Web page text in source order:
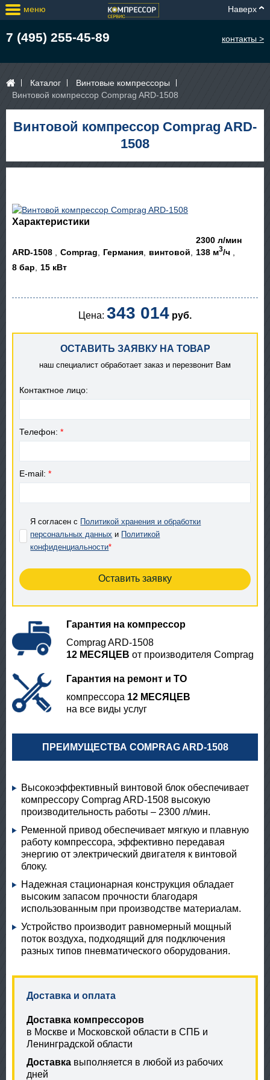
меню Наверх
7 (495) 255-45-89 контакты >
Каталог
Винтовые компрессоры
Винтовой компрессор Comprag ARD-1508
Винтовой компрессор Comprag ARD-
1508
Характеристики
ARD-1508 Comprag Германия винтовой
2300 л/мин
138 м3/ч
8 бар
15 кВт
Цена: 343 014 руб.
ОСТАВИТЬ ЗАЯВКУ НА ТОВАР
наш специалист обработает заказ и перезвонит Вам
Контактное лицо:
Телефон: *
E-mail: *
Я согласен с Политикой хранения и обработки
персональных данных и Политикой
конфиденциальности*
Гарантия на компрессор
Comprag ARD-1508
12 МЕСЯЦЕВ от производителя Comprag
Гарантия на ремонт и ТО
компрессора 12 МЕСЯЦЕВ
на все виды услуг
ПРЕИМУЩЕСТВА COMPRAG ARD-1508
Высокоэффективный винтовой блок обеспечивает
компрессору Comprag ARD-1508 высокую
производительность работы – 2300 л/мин.
Ременной привод обеспечивает мягкую и плавную
работу компрессора, эффективно передавая
энергию от электрический двигателя к винтовой
блоку.
Надежная стационарная конструкция обладает
высоким запасом прочности благодаря
использованным при производстве материалам.
Устройство производит равномерный мощный
поток воздуха, подходящий для подключения
разных типов пневматического оборудования.
Доставка и оплата
Доставка компрессоров
в Москве и Московской области в СПБ и
Ленинградской области
Доставка выполняется в любой из рабочих
дней